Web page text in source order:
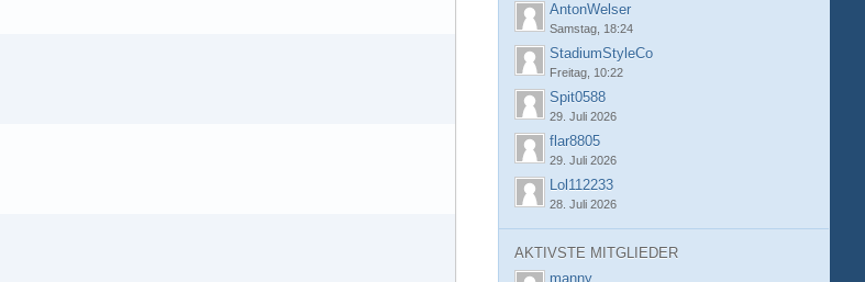
AntonWelser
Samstag, 18:24
StadiumStyleCo
Freitag, 10:22
Spit0588
29. Juli 2026
flar8805
29. Juli 2026
Lol112233
28. Juli 2026
AKTIVSTE MITGLIEDER
manny